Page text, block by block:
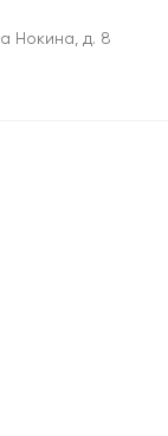
Нокина, д. 8